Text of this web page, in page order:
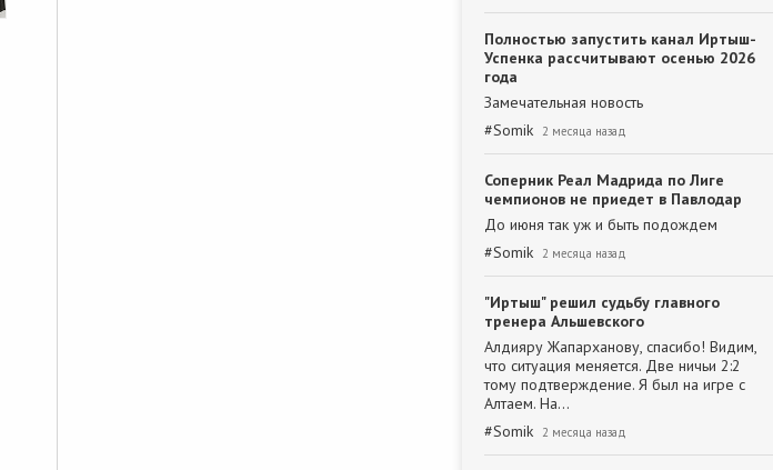
Полностью запустить канал Иртыш-
Успенка рассчитывают осенью 2026
года
Замечательная новость
#Somik 2 месяца назад
Соперник Реал Мадрида по Лиге
чемпионов не приедет в Павлодар
До июня так уж и быть подождем
#Somik 2 месяца назад
"Иртыш" решил судьбу главного
тренера Альшевского
Алдияру Жапарханову, спасибо! Видим,
что ситуация меняется. Две ничьи 2:2
тому подтверждение. Я был на игре с
Алтаем. На…
#Somik 2 месяца назад